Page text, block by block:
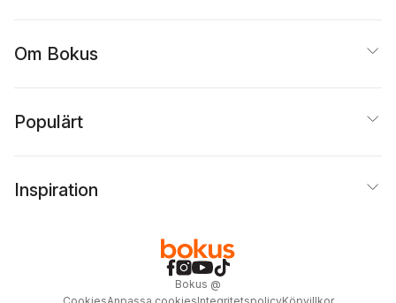
Om Bokus
Populärt
Inspiration
Bokus @